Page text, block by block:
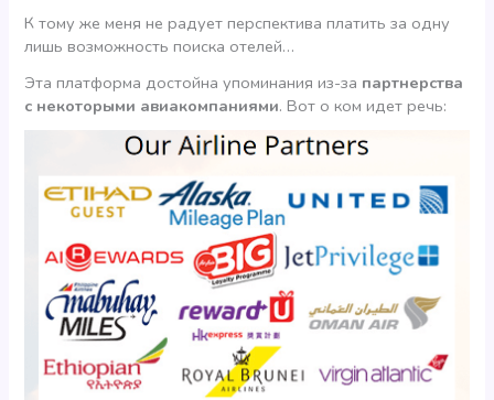
К тому же меня не радует перспектива платить за одну
лишь возможность поиска отелей…
Эта платформа достойна упоминания из-за партнерства
с некоторыми авиакомпаниями. Вот о ком идет речь: